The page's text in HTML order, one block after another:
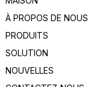
À PROPOS DE NOUS
PRODUITS
SOLUTION
NOUVELLES